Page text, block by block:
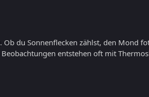
du Sonnenflecken zählst, den Mond
entstehen oft mit